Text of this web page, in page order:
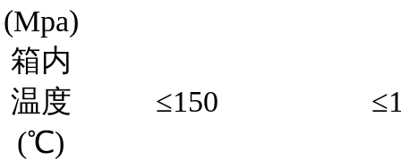
(Mpa)
箱内
温度
(℃)
≤150